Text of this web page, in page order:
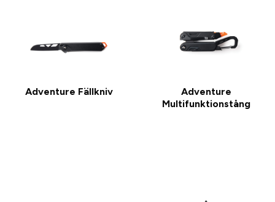
Adventure Fällkniv
Adventure
Multifunktionstång